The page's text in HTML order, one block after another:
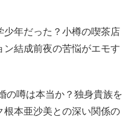
少年だった？小樽の喫茶店
結成前夜の苦悩がエモす
の噂は本当か？独身貴族を
本亜沙美との深い関係の